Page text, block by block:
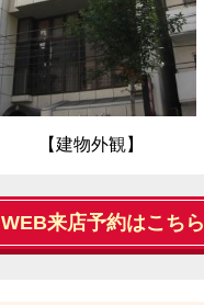
【建物外観】
WEB来店予約はこちら